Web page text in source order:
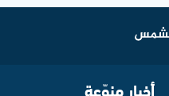
أخبار منوّعة